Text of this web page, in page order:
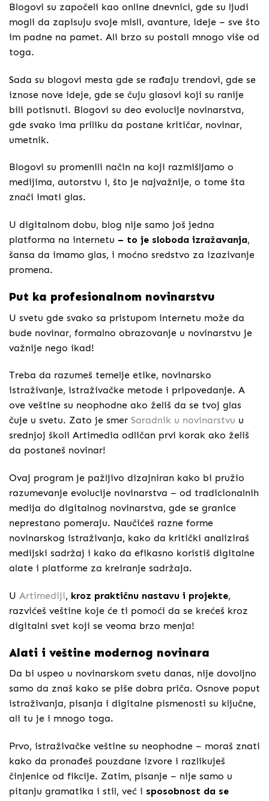
Blogovi su započeli kao online dnevnici, gde su ljudi
mogli da zapisuju svoje misli, avanture, ideje – sve što
im padne na pamet. Ali brzo su postali mnogo više od
toga.
Sada su blogovi mesta gde se rađaju trendovi, gde se
iznose nove ideje, gde se čuju glasovi koji su ranije
bili potisnuti. Blogovi su deo evolucije novinarstva,
gde svako ima priliku da postane kritičar, novinar,
umetnik.
Blogovi su promenili način na koji razmišljamo o
medijima, autorstvu i, što je najvažnije, o tome šta
znači imati glas.
U digitalnom dobu, blog nije samo još jedna
platforma na internetu – to je sloboda izražavanja,
šansa da imamo glas, i moćno sredstvo za izazivanje
promena.
Put ka profesionalnom novinarstvu
U svetu gde svako sa pristupom internetu može da
bude novinar, formalno obrazovanje u novinarstvu je
važnije nego ikad!
Treba da razumeš temelje etike, novinarsko
istraživanje, istraživačke metode i pripovedanje. A
ove veštine su neophodne ako želiš da se tvoj glas
čuje u svetu. Zato je smer Saradnik u novinarstvu u
srednjoj školi Artimedia odličan prvi korak ako želiš
da postaneš novinar!
Ovaj program je pažljivo dizajniran kako bi pružio
razumevanje evolucije novinarstva – od tradicionalnih
medija do digitalnog novinarstva, gde se granice
neprestano pomeraju. Naučićeš razne forme
novinarskog istraživanja, kako da kritički analiziraš
medijski sadržaj i kako da efikasno koristiš digitalne
alate i platforme za kreiranje sadržaja.
U Artimediji, kroz praktičnu nastavu i projekte,
razvićeš veštine koje će ti pomoći da se krećeš kroz
digitalni svet koji se veoma brzo menja!
Alati i veštine modernog novinara
Da bi uspeo u novinarskom svetu danas, nije dovoljno
samo da znaš kako se piše dobra priča. Osnove poput
istraživanja, pisanja i digitalne pismenosti su ključne,
ali tu je i mnogo toga.
Prvo, istraživačke veštine su neophodne – moraš znati
kako da pronađeš pouzdane izvore i razlikuješ
činjenice od fikcije. Zatim, pisanje – nije samo u
pitanju gramatika i stil, već i sposobnost da se